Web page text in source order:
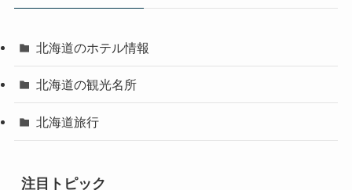
北海道のホテル情報
北海道の観光名所
北海道旅行
注目トピック